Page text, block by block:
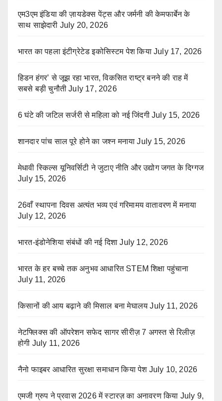
एम3एम इंडिया की ज़ायडेक्स पेंट्स और जर्मनी की केमफार्बेन के
साथ साझेदारी July 20, 2026
भारत का पहला इंटीग्रेटेड इकोसिस्टम पेश किया July 17, 2026
हिडन हंगर’ से जूझ रहा भारत, विकसित राष्ट्र बनने की राह में
सबसे बड़ी चुनौती July 17, 2026
6 घंटे की जटिल सर्जरी से महिला को नई जिंदगी July 15, 2026
शानदार पांच साल पूरे होने का जश्न मनाया July 15, 2026
मेधावी स्किल्स यूनिवर्सिटी ने जुटाए नीति और उद्योग जगत के दिग्गज
July 15, 2026
26वाँ स्थापना दिवस अत्यंत भव्य एवं गरिमामय वातावरण में मनाया
July 12, 2026
भारत-इंडोनेशिया संबंधों की नई दिशा July 12, 2026
भारत के हर बच्चे तक अनुभव आधारित STEM शिक्षा पहुंचाना
July 11, 2026
किसानों की आय बढ़ाने की मिसाल बना मेघालय July 11, 2026
नेटफ्लिक्स की ऑपरेशन सफेद सागर सीरीज़ 7 अगस्त से रिलीज़
होगी July 11, 2026
नैनो फाइबर आधारित सुरक्षा समाधान किया पेश July 10, 2026
एमजी ग्रुप ने प्रवास 2026 में स्टारज़ का अनावरण किया July 9,